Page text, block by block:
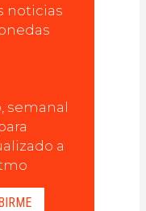
noticias
semanal
a